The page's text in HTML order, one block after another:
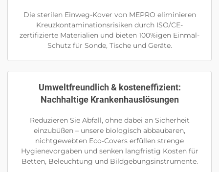
Die sterilen Einweg-Kover von MEPRO eliminieren
Kreuzkontaminationsrisiken durch ISO/CE-
zertifizierte Materialien und bieten 100%igen Einmal-
Schutz für Sonde, Tische und Geräte.
Umweltfreundlich & kosteneffizient:
Nachhaltige Krankenhauslösungen
Reduzieren Sie Abfall, ohne dabei an Sicherheit
einzubüßen – unsere biologisch abbaubaren,
nichtgewebten Eco-Covers erfüllen strenge
Hygienevorgaben und senken langfristig Kosten für
Betten, Beleuchtung und Bildgebungsinstrumente.